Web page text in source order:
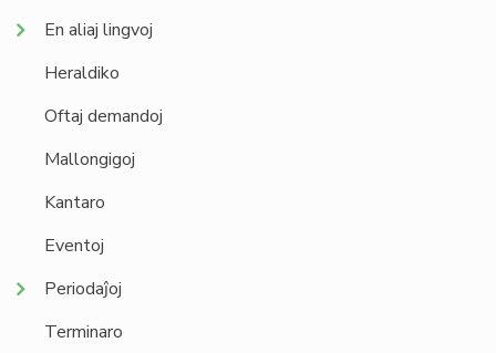
En aliaj lingvoj
Heraldiko
Oftaj demandoj
Mallongigoj
Kantaro
Eventoj
Periodaĵoj
Terminaro